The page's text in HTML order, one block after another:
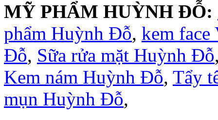
MỸ PHẨM HUỲNH ĐỖ:
phẩm Huỳnh Đỗ, kem
Đỗ, Sữa rửa mặt Huỳnh Đỗ
Kem nám Huỳnh Đỗ, Tẩy
mụn Huỳnh Đỗ,